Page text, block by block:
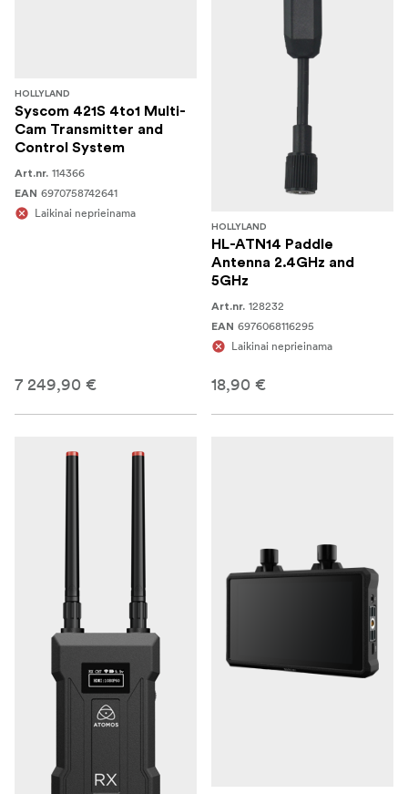
HOLLYLAND
Syscom 421S 4to1 Multi-
Cam Transmitter and
Control System
Art.nr. 114366
EAN 6970758742641
Laikinai neprieinama
7 249,90 €
HOLLYLAND
HL-ATN14 Paddle
Antenna 2.4GHz and
5GHz
Art.nr. 128232
EAN 6976068116295
Laikinai neprieinama
18,90 €